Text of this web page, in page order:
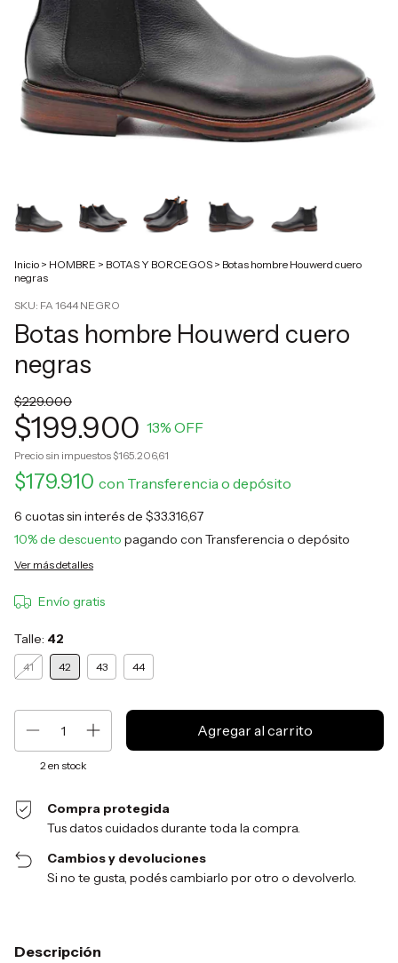
Inicio > HOMBRE > BOTAS Y BORCEGOS > Botas hombre Houwerd cuero
negras
SKU: FA 1644 NEGRO
Botas hombre Houwerd cuero
negras
$229.000
$199.900 13% OFF
Precio sin impuestos$165.206,61
$179.910 con Transferencia o depósito
6 cuotas sin interés de $33.316,67
10% de descuento pagando con Transferencia o depósito
Ver más detalles
Envío gratis
Talle: 42
41 42 43 44
2en stock
Compra protegida
Tus datos cuidados durante toda la compra.
Cambios y devoluciones
Si no te gusta, podés cambiarlo por otro o devolverlo.
Descripción